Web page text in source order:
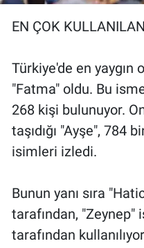
EN ÇOK
Türkiye'de en yaygın
"Fatma" oldu. Bu
268 kişi bulunuyor.
taşıdığı "Ayşe", 784
isimleri izledi.
Bunun yanı sıra
tarafından, "Zeynep"
tarafından